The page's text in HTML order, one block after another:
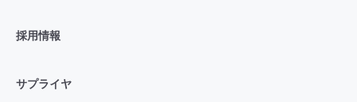
採用情報
サプライヤ